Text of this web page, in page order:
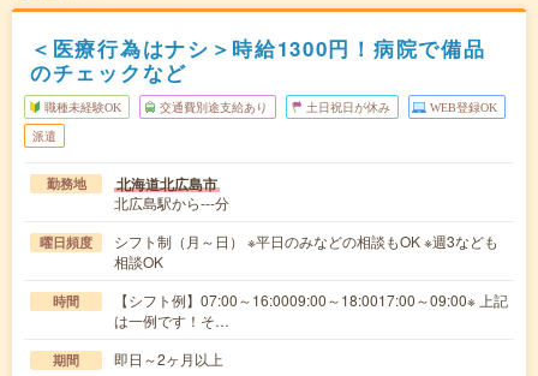
＜医療行為はナシ＞時給1300円！病院で備品
のチェックなど
職種未経験OK 交通費別途支給あり 土日祝日が休み WEB登録OK
派遣
勤務地 北海道北広島市
北広島駅から---分
曜日頻度
シフト制（月～日） ※平日のみなどの相談もOK ※週3なども
相談OK
時間
【シフト例】07:00～16:0009:00～18:0017:00～09:00※ 上記
は一例です！そ…
期間 即日～2ヶ月以上